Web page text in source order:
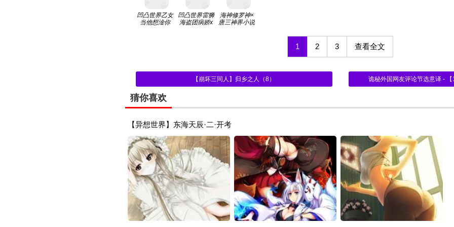
凹凸世界乙女
当他想淦你
凹凸世界雷狮
海盗团病娇x
海神修罗神×
唐三神界小说
1 2 3 查看全文
【崩坏三同人】归乡之人（8） 诡秘外国网友评论节选意译 -
猜你喜欢
【异想世界】东海天辰·二·开考